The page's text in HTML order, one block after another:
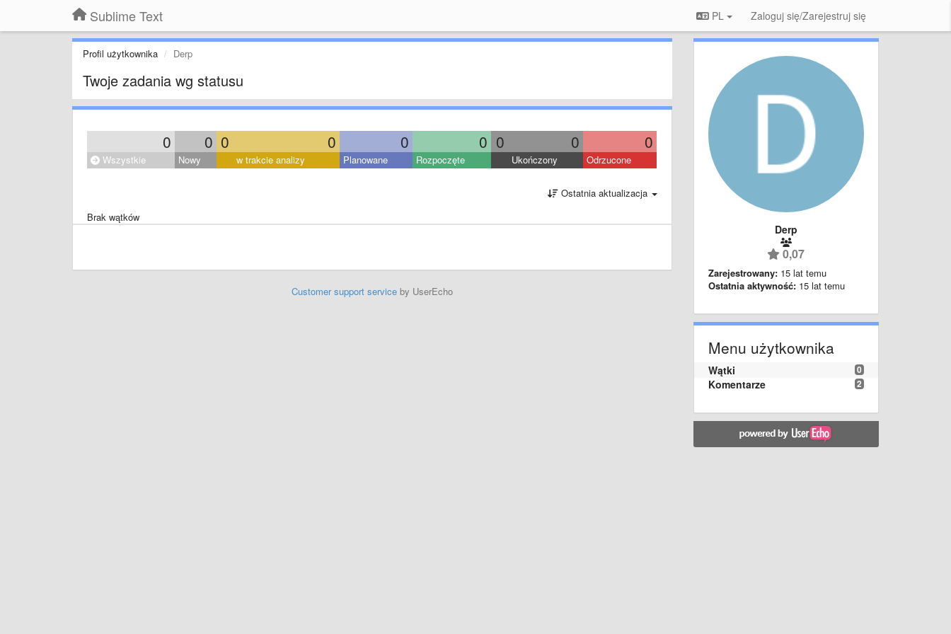
Sublime Text PL Zaloguj się/Zarejestruj się
Profil użytkownika Derp
Twoje zadania wg statusu
0 0 0 0 0 0 0 0 0
Wszystkie Nowy w trakcie analizy Planowane Rozpoczęte Ukończony Odrzucone
Ostatnia aktualizacja
Brak wątków
Customer support serviceby UserEcho
Derp
0,07
Zarejestrowany: 15 lat temu
Ostatnia aktywność: 15 lat temu
Menu użytkownika
0
Wątki
2
Komentarze